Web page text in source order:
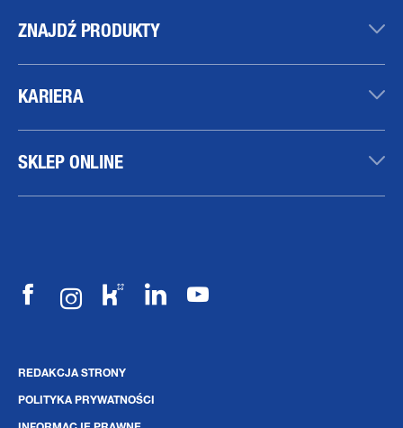
ZNAJDŹ PRODUKTY
KARIERA
SKLEP ONLINE
REDAKCJA STRONY
POLITYKA PRYWATNOŚCI